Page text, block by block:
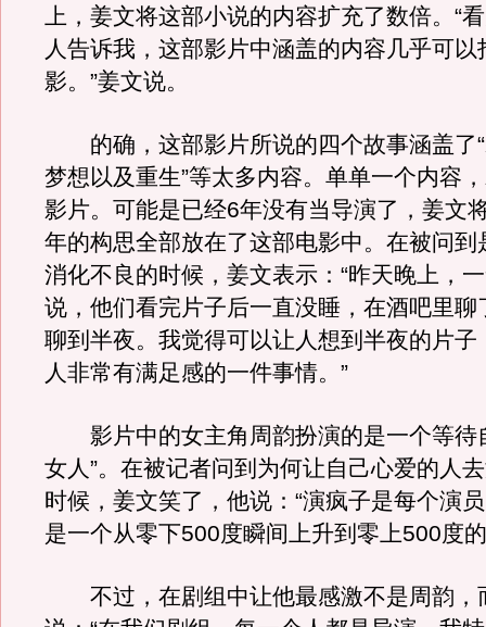
上，姜文将这部小说的内容扩充了数倍。“
人告诉我，这部影片中涵盖的内容几乎可以
影。”姜文说。
的确，这部影片所说的四个故事涵盖了“
梦想以及重生”等太多内容。单单一个内容
影片。可能是已经6年没有当导演了，姜文
年的构思全部放在了这部电影中。在被问到
消化不良的时候，姜文表示：“昨天晚上，
说，他们看完片子后一直没睡，在酒吧里聊
聊到半夜。我觉得可以让人想到半夜的片子
人非常有满足感的一件事情。”
影片中的女主角周韵扮演的是一个等待
女人”。在被记者问到为何让自己心爱的人
时候，姜文笑了，他说：“演疯子是每个演
是一个从零下500度瞬间上升到零上500度
不过，在剧组中让他最感激不是周韵，